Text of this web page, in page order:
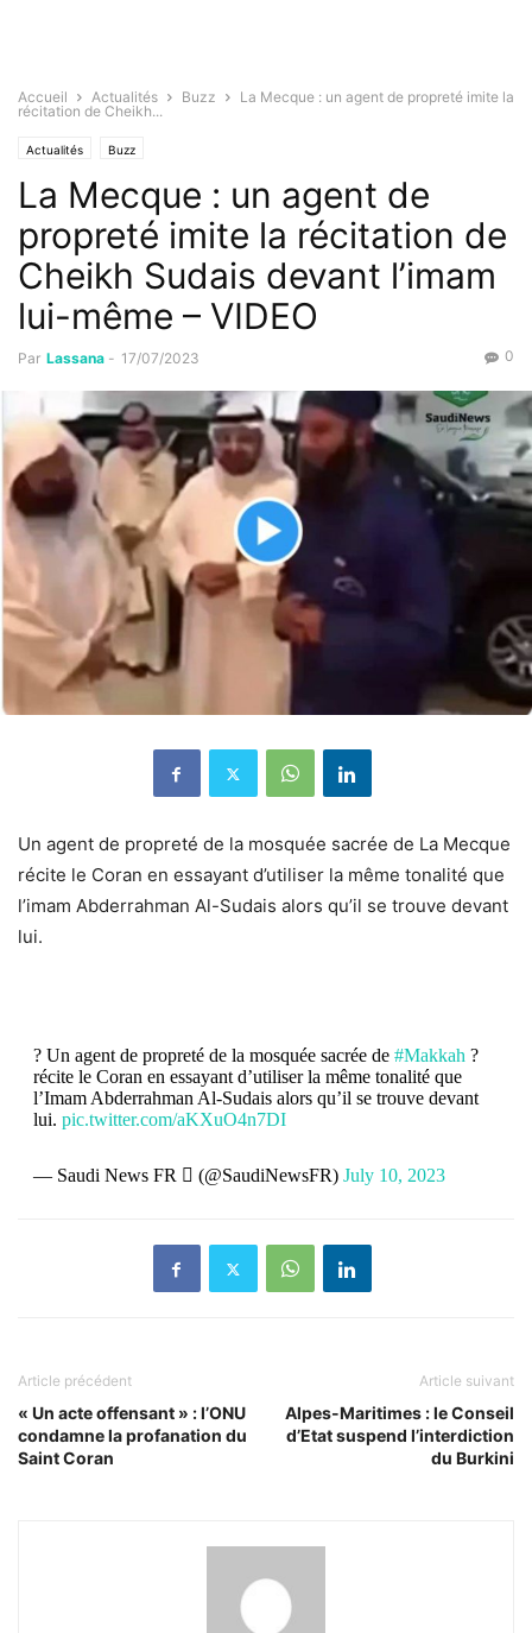
Accueil Actualités Buzz
La Mecque : un agent de propreté imite la
récitation de Cheikh...
Actualités Buzz
La Mecque : un agent de
propreté imite la récitation de
Cheikh Sudais devant l’imam
lui-même – VIDEO
Par Lassana - 17/07/2023 0
Un agent de propreté de la mosquée sacrée de La Mecque
récite le Coran en essayant d’utiliser la même tonalité que
l’imam Abderrahman Al-Sudais alors qu’il se trouve devant
lui.
? Un agent de propreté de la mosquée sacrée de #Makkah ?
récite le Coran en essayant d’utiliser la même tonalité que
l’Imam Abderrahman Al-Sudais alors qu’il se trouve devant
lui. pic.twitter.com/aKXuO4n7DI
— Saudi News FR  (@SaudiNewsFR) July 10, 2023
Article précédent
« Un acte offensant » : l’ONU
condamne la profanation du
Saint Coran
Article suivant
Alpes-Maritimes : le Conseil
d’Etat suspend l’interdiction
du Burkini